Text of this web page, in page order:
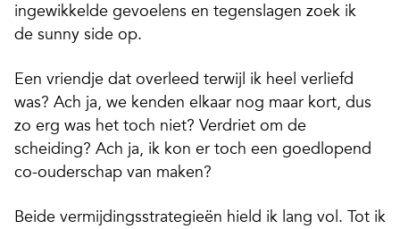
ingewikkelde gevoelens en tegenslagen zoek ik
de sunny side op.
Een vriendje dat overleed terwijl ik heel verliefd
was? Ach ja, we kenden elkaar nog maar kort, dus
zo erg was het toch niet? Verdriet om de
scheiding? Ach ja, ik kon er toch een goedlopend
co-ouderschap van maken?
Beide vermijdingsstrategieën hield ik lang vol. Tot ik